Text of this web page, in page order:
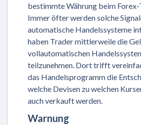
bestimmte Währung beim Forex-
Immer öfter werden solche
automatische Handelssysteme
haben Trader mittlerweile die
vollautomatischen
teilzunehmen. Dort trifft
das Handelsprogramm die
welche Devisen zu welchen
auch verkauft werden.
Warnung